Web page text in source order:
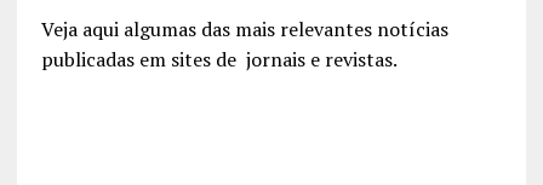
Veja aqui algumas das mais relevantes notícias
publicadas em sites de jornais e revistas.